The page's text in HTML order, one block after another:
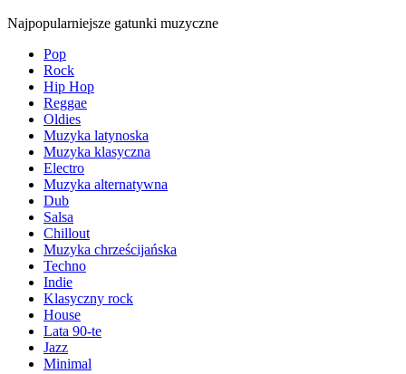
Najpopularniejsze gatunki muzyczne
Pop
Rock
Hip Hop
Reggae
Oldies
Muzyka latynoska
Muzyka klasyczna
Electro
Muzyka alternatywna
Dub
Salsa
Chillout
Muzyka chrześcijańska
Techno
Indie
Klasyczny rock
House
Lata 90-te
Jazz
Minimal